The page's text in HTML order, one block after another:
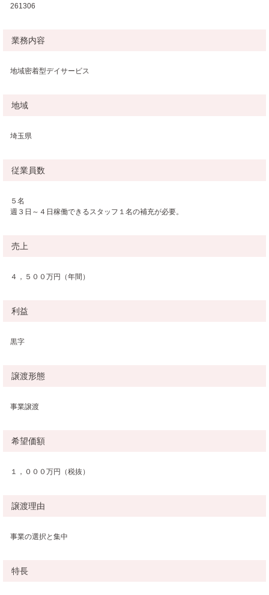
261306
業務内容
地域密着型デイサービス
地域
埼玉県
従業員数
５名
週３日～４日稼働できるスタッフ１名の補充が必要。
売上
４，５００万円（年間）
利益
黒字
譲渡形態
事業譲渡
希望価額
１，０００万円（税抜）
譲渡理由
事業の選択と集中
特長